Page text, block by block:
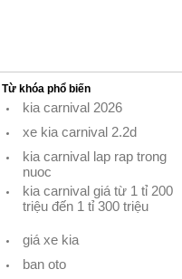
Từ khóa phổ biến
kia carnival 2026
xe kia carnival 2.2d
kia carnival lap rap trong
nuoc
kia carnival giá từ 1 tỉ 200
triệu đến 1 tỉ 300 triệu
giá xe kia
ban oto